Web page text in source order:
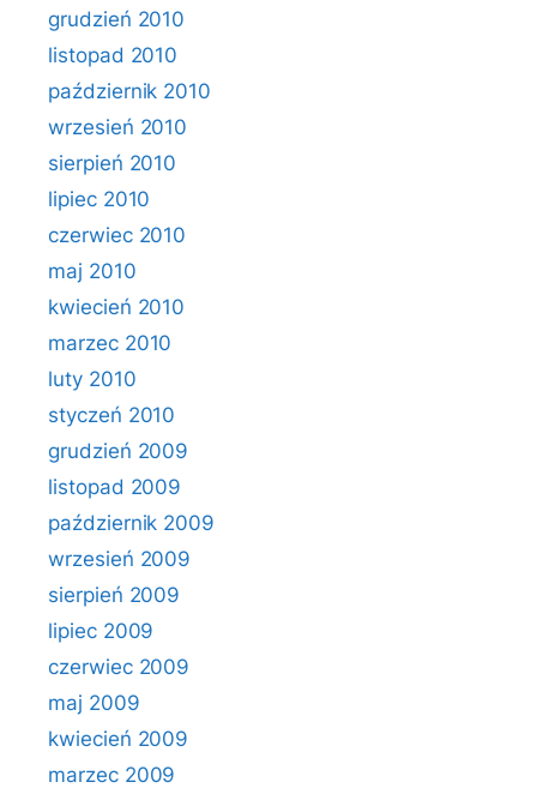
grudzień 2010
listopad 2010
październik 2010
wrzesień 2010
sierpień 2010
lipiec 2010
czerwiec 2010
maj 2010
kwiecień 2010
marzec 2010
luty 2010
styczeń 2010
grudzień 2009
listopad 2009
październik 2009
wrzesień 2009
sierpień 2009
lipiec 2009
czerwiec 2009
maj 2009
kwiecień 2009
marzec 2009